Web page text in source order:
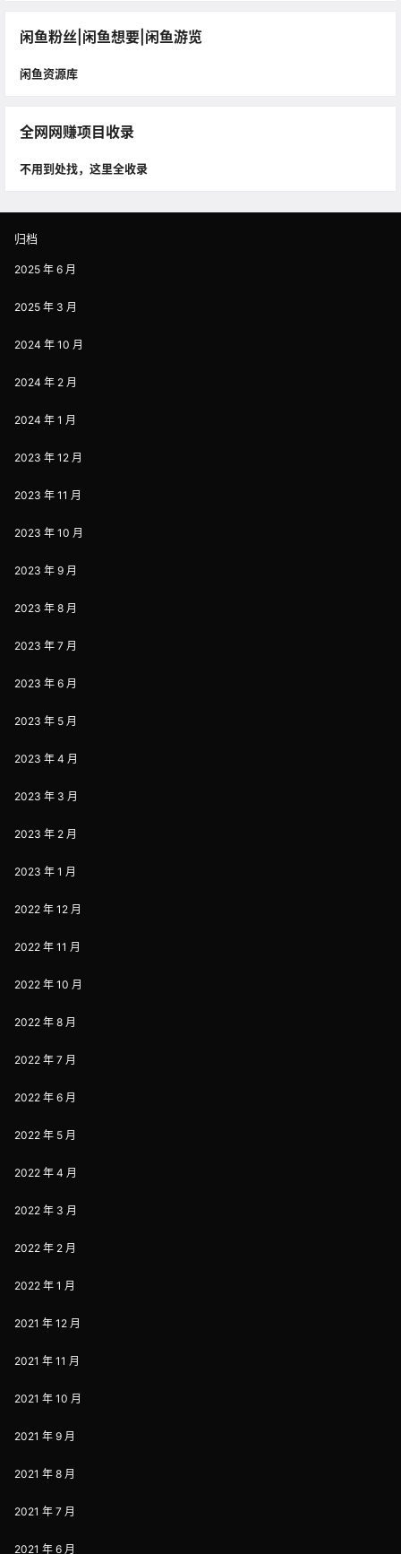
闲鱼粉丝|闲鱼想要|闲鱼游览
闲鱼资源库
全网网赚项目收录
不用到处找，这里全收录
归档
2025 年 6 月
2025 年 3 月
2024 年 10 月
2024 年 2 月
2024 年 1 月
2023 年 12 月
2023 年 11 月
2023 年 10 月
2023 年 9 月
2023 年 8 月
2023 年 7 月
2023 年 6 月
2023 年 5 月
2023 年 4 月
2023 年 3 月
2023 年 2 月
2023 年 1 月
2022 年 12 月
2022 年 11 月
2022 年 10 月
2022 年 8 月
2022 年 7 月
2022 年 6 月
2022 年 5 月
2022 年 4 月
2022 年 3 月
2022 年 2 月
2022 年 1 月
2021 年 12 月
2021 年 11 月
2021 年 10 月
2021 年 9 月
2021 年 8 月
2021 年 7 月
2021 年 6 月